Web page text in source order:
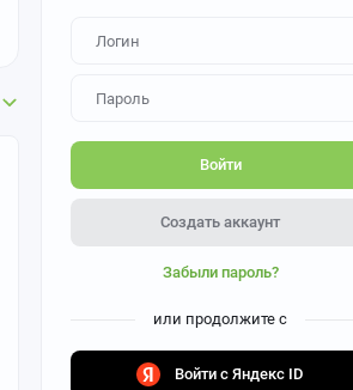
Войти
Создать аккаунт
Забыли пароль?
или продолжите с
Войти с Яндекс ID